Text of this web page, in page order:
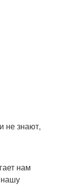
не знают,
нам
нашу